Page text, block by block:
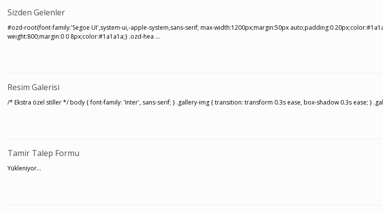
Sizden Gelenler
#ozd-root{font-family:'Segoe UI',system-ui,-apple-system,sans-serif; max-width:1200px;margin:50px auto;padding:0
weight:800;margin:0 0 8px;color:#1a1a1a;} .ozd-hea ...
Resim Galerisi
/* Ekstra özel stiller */ body { font-family: 'Inter', sans-serif; } .gallery-img { transition: transform 0.3s ease, box-shadow 0.3s ease; }
Tamir Talep Formu
Yükleniyor…